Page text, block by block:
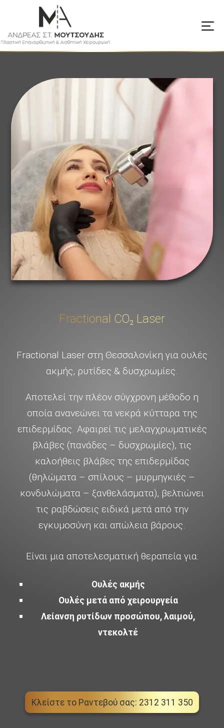
Fractional CO₂ Laser
Fractional Laser στη Θεσσαλονίκη για ουλές
ακμής, ρυτίδες & δυσχρωμίες.
Αποτελεί την πλέον σύγχρονη μέθοδο η
οποία ανανεώνει τα νεκρά κύτταρα της
επιδερμίδας. Αφαιρεί τις μελαγχρωματικές
βλάβες (πανάδες – δυσχρωμίες), τις
καλοήθεις βλάβες της επιδερμίδας
(θηλώματα – σπίλους – μυρμηγκιές –
κονδυλώματα – ξανθελάσματα), βελτιώνει
τις ραβδώσεις ειδικά μετά από την
εγκυμοσύνη και απώλεια βάρους.
Είναι μια αποτελεσματική θεραπεία για:
Ουλές ακμής
Ουλές μετά από χειρουργεία
Λείανση ρυτίδων προσώπου, λαιμού,
ντεκολτέ
Κλείστε το Ραντεβού σας: 2312 311 350